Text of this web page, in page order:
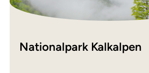
Nationalpark Kalkalpen